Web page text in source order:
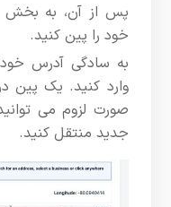
پس از آن، به بخش
خود را پین کنید.
وارد کنید. یک پین
صورت لزوم می
جدید منتقل کنید.